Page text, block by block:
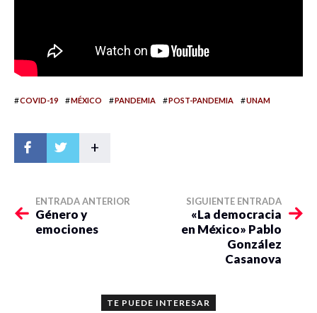
#COVID-19 #MÉXICO #PANDEMIA #POST-PANDEMIA #UNAM
+
ENTRADA ANTERIOR
Género y
emociones
SIGUIENTE ENTRADA
«La democracia
en México» Pablo
González
Casanova
TE PUEDE INTERESAR